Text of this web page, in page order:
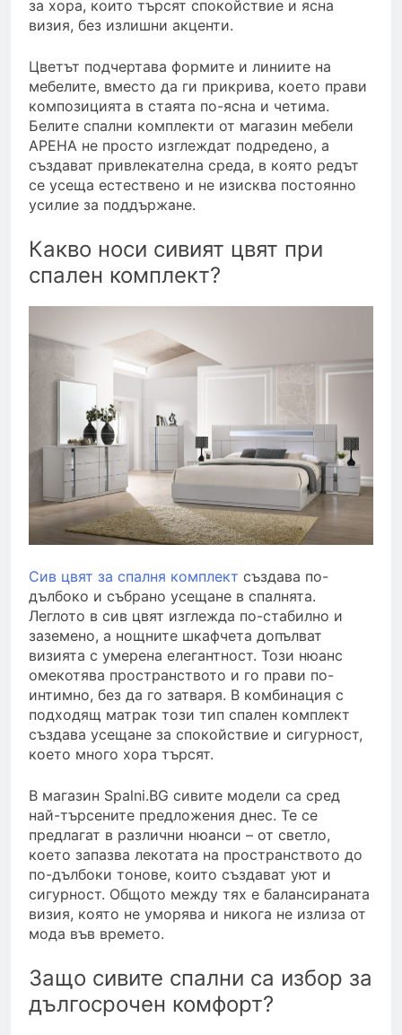
за хора, които търсят спокойствие и ясна
визия, без излишни акценти.
Цветът подчертава формите и линиите на
мебелите, вместо да ги прикрива, което прави
композицията в стаята по-ясна и четима.
Белите спални комплекти от магазин мебели
АРЕНА не просто изглеждат подредено, а
създават привлекателна среда, в която редът
се усеща естествено и не изисква постоянно
усилие за поддържане.
Какво носи сивият цвят при
спален комплект?
Сив цвят за спалня комплект създава по-
дълбоко и събрано усещане в спалнята.
Леглото в сив цвят изглежда по-стабилно и
заземено, а нощните шкафчета допълват
визията с умерена елегантност. Този нюанс
омекотява пространството и го прави по-
интимно, без да го затваря. В комбинация с
подходящ матрак този тип спален комплект
създава усещане за спокойствие и сигурност,
което много хора търсят.
В магазин Spalni.BG сивите модели са сред
най-търсените предложения днес. Те се
предлагат в различни нюанси – от светло,
което запазва лекотата на пространството до
по-дълбоки тонове, които създават уют и
сигурност. Общото между тях е балансираната
визия, която не уморява и никога не излиза от
мода във времето.
Защо сивите спални са избор за
дългосрочен комфорт?